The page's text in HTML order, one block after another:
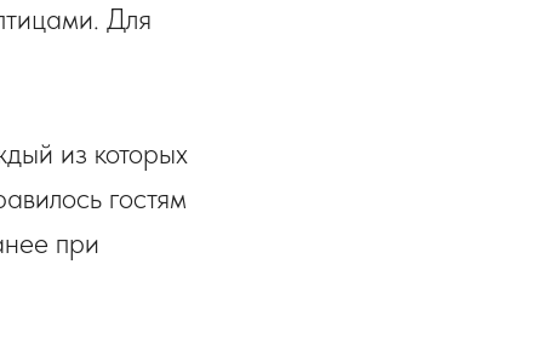
Для
из которых
гостям
при